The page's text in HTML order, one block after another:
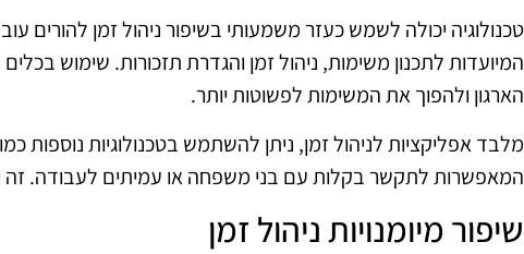
טכנולוגיה יכולה לשמש כעזר משמעותי בשיפור ניהול זמן להורים
המיועדות לתכנון משימות, ניהול זמן והגדרת תזכורות. שימוש
הארגון ולהפוך את המשימות לפשוטות יותר.
מלבד אפליקציות לניהול זמן, ניתן להשתמש בטכנולוגיות נוספות
המאפשרות לתקשר בקלות עם בני משפחה או עמיתים לעבודה. זה
שיפור מיומנויות ניהול זמן